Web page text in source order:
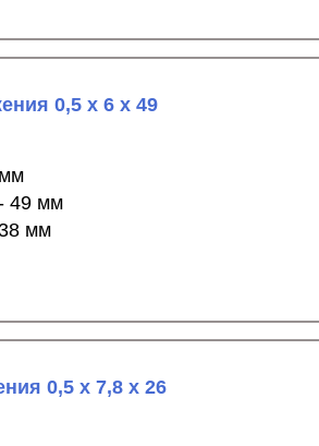
0,5 х 6 х 49
49 мм
мм
0,5 х 7,8 х 26